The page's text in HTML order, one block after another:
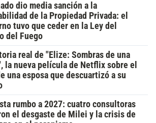
dio media sanción a la
de la Propiedad Privada: el
tuvo que ceder en la Ley del
del Fuego
real de "Elize: Sombras de una
la nueva película de Netflix sobre el
una esposa que descuartizó a su
rumbo a 2027: cuatro consultoras
el desgaste de Milei y la crisis de